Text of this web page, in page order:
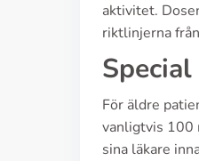
aktivitet.
riktlinjerna
Special
För äldre
vanligtvis 100
sina läkare